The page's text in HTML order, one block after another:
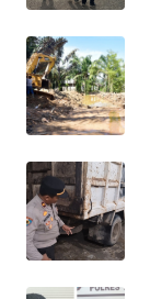
NEWS
METRO
JAKARTA
NEWS
KRT
NEWS
KARING